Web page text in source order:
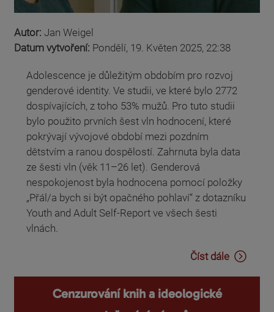
Autor: Jan Weigel
Datum vytvoření: Pondělí, 19. Květen 2025, 22:38
Adolescence je důležitým obdobím pro rozvoj
genderové identity. Ve studii, ve které bylo 2772
dospívajících, z toho 53% mužů. Pro tuto studii
bylo použito prvních šest vln hodnocení, které
pokrývají vývojové období mezi pozdním
dětstvím a ranou dospělostí. Zahrnuta byla data
ze šesti vln (věk 11–26 let). Genderová
nespokojenost byla hodnocena pomocí položky
„Přál/a bych si být opačného pohlaví“ z dotazníku
Youth and Adult Self-Report ve všech šesti
vlnách.
Číst dále
Cenzurování knih a ideologické